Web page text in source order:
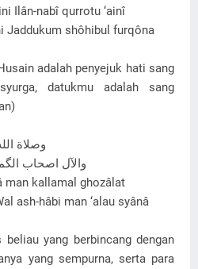
Ilân-nabî qurrotu ‘ainî
Jaddukum shôhibul furqôna
adalah penyejuk hati sang
datukmu adalah sang
وصلاة
والآل اصحاب
man kallamal ghozâlat
ash-hâbi man ‘alau syânâ
yang berbincang dengan
yang sempurna, serta para